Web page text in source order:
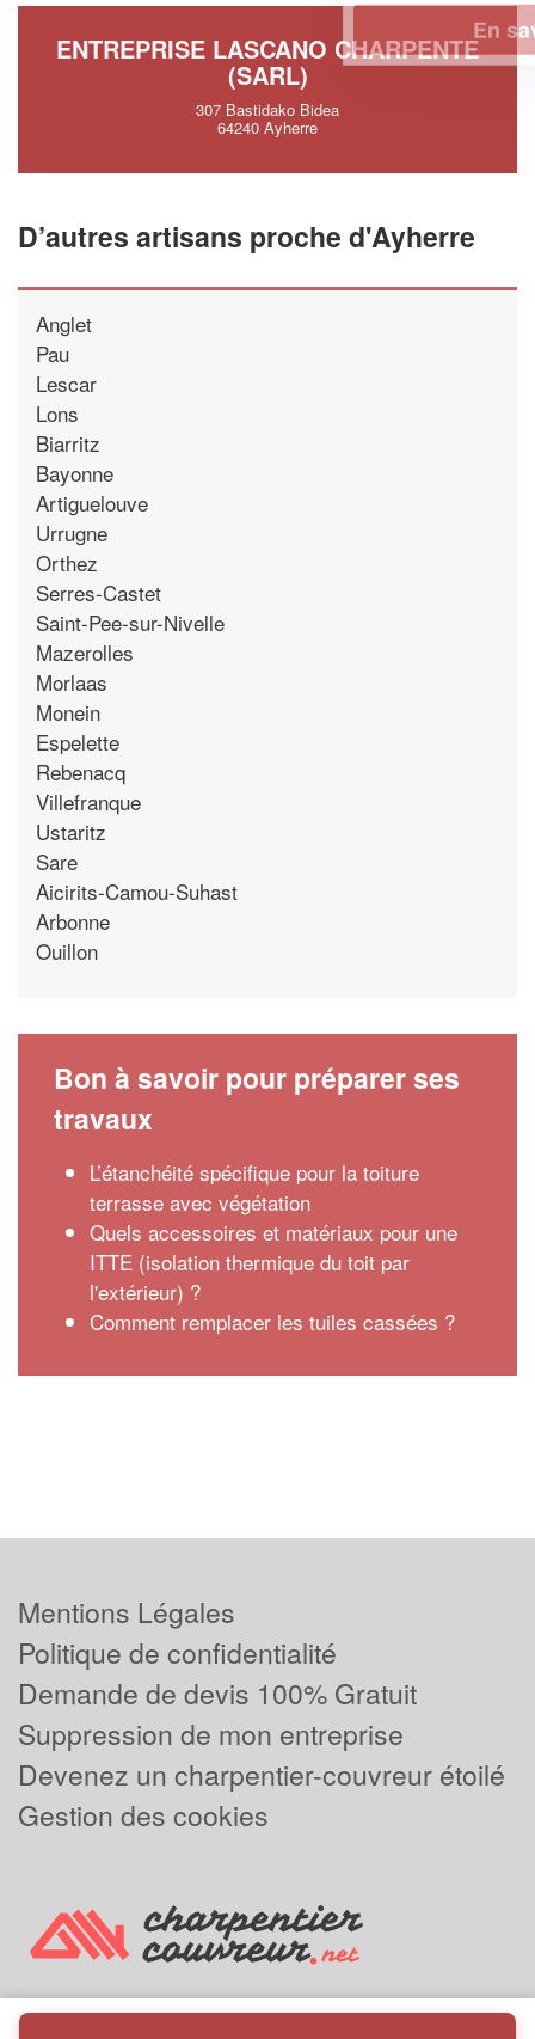
ENTREPRISE LASCANO CHARPENTE
(SARL)
307 Bastidako Bidea
64240 Ayherre
D’autres artisans proche d'Ayherre
Anglet
Pau
Lescar
Lons
Biarritz
Bayonne
Artiguelouve
Urrugne
Orthez
Serres-Castet
Saint-Pee-sur-Nivelle
Mazerolles
Morlaas
Monein
Espelette
Rebenacq
Villefranque
Ustaritz
Sare
Aicirits-Camou-Suhast
Arbonne
Ouillon
Bon à savoir pour préparer ses
travaux
L’étanchéité spécifique pour la toiture
terrasse avec végétation
Quels accessoires et matériaux pour une
ITTE (isolation thermique du toit par
l'extérieur) ?
Comment remplacer les tuiles cassées ?
Mentions Légales
Politique de confidentialité
Demande de devis 100% Gratuit
Suppression de mon entreprise
Devenez un charpentier-couvreur étoilé
Gestion des cookies